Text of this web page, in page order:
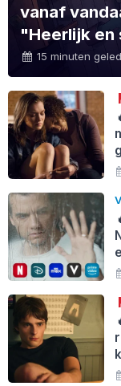
vanaf
"Heerlijk
15 minuten